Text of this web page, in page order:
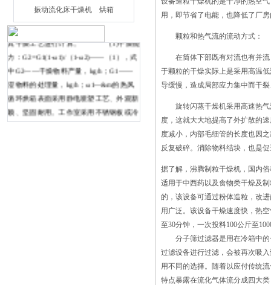
振动流化床干燥机
烘箱
燥能力、水分蒸发量以及空气消耗量这三
个方面，下面我们就上上述的三个方面对
其干燥工艺进行计算。 (1)干燥能
力：G2=G1(1-ω1)/（1-ω2)——（1），式
中G2——干燥物料产量，kg/h；G1——
湿物料的处理量，kg/h；ω1—&m的热风
循环烘箱表面采用静电喷塑工艺、外观新
颖、坚固耐用。工作室采用不锈钢板或冷
轧钢板制成，具有耐高温、耐腐蚀、无黑
用，即节省了电能，也降低了厂
颗粒和热气流的流动方式：
在筒体下部既有对流也有并流
于颗粒的干燥实际上是采用高温
导缓慢，造成局部应力集中而干
旋转闪蒸干燥机采用高速热气
度，这就大大地提高了外扩散的
度减小，内部毛细管的长度也因
反复破碎。消除物料结块，也是
据了解，沸腾制粒干燥机，国内
适用于中西药以及食物类干燥及
的，该设备可通过粉体造粒，改
用广泛。该设备干燥速度快，热
至30分钟，一次投料100公斤至
分子筛过滤器是用在冷箱中的
过滤设备进行过滤，会被再次吸
用不同的选择。随着以应付传统
特点暴露在流化气体流分成四大